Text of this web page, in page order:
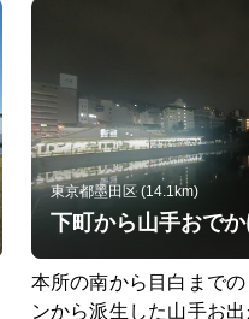
から夏目坂までの坂 文
東京都墨田区 (14.1km)
本所の南から目白まで
ンから派生した山手お